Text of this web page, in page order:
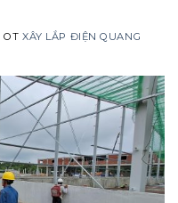
ОТXÂY LẮP ĐIỆN QUANG